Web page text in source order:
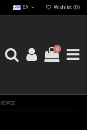
ΕΛ Wishlist (0)
0
ΧΕΙΡΟΣ